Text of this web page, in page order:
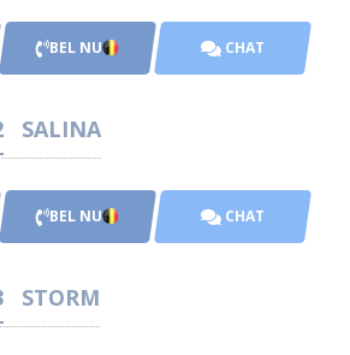
BEL NU CHAT
SALINA
BEL NU CHAT
STORM